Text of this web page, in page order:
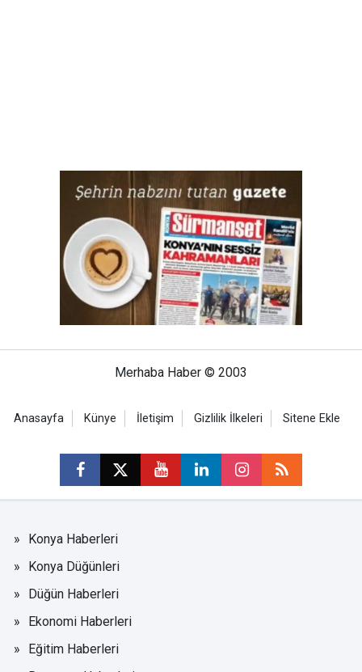
Merhaba Haber © 2003
Anasayfa Künye İletişim Gizlilik İlkeleri Sitene Ekle
Konya Haberleri
Konya Düğünleri
Düğün Haberleri
Ekonomi Haberleri
Eğitim Haberleri